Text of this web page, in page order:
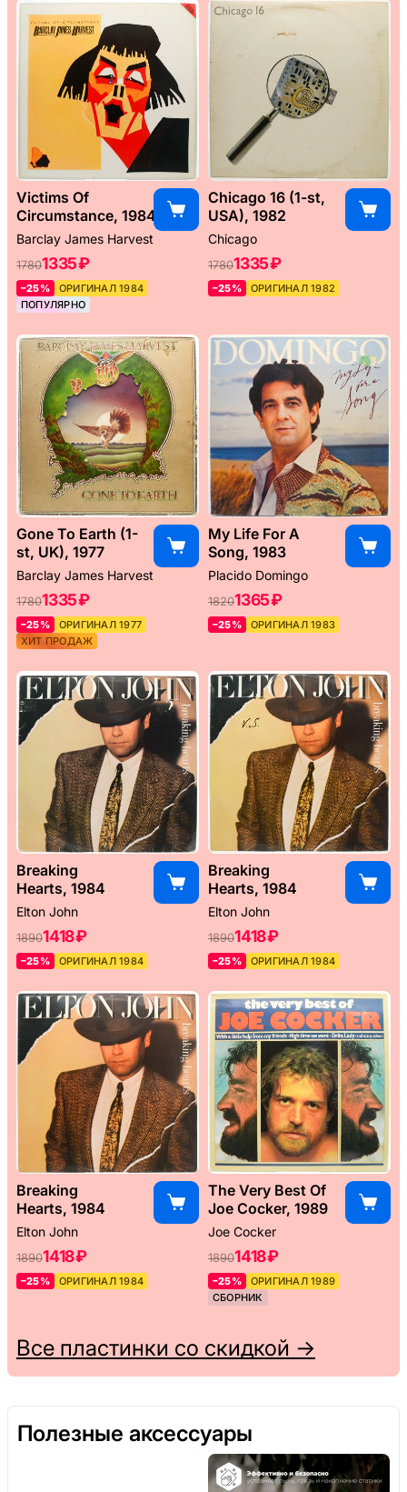
Victims Of
Circumstance, 1984
Barclay James Harvest
17801335 ₽
–25%
ОРИГИНАЛ 1984
ПОПУЛЯРНО
Chicago 16 (1-st,
USA), 1982
Chicago
17801335 ₽
–25% ОРИГИНАЛ 1982
Gone To Earth (1-
st, UK), 1977
Barclay James Harvest
17801335 ₽
–25%
ОРИГИНАЛ 1977
ХИТ ПРОДАЖ
My Life For A
Song, 1983
Placido Domingo
18201365 ₽
–25% ОРИГИНАЛ 1983
Breaking
Hearts, 1984
Elton John
18901418 ₽
–25% ОРИГИНАЛ 1984
Breaking
Hearts, 1984
Elton John
18901418 ₽
–25% ОРИГИНАЛ 1984
Breaking
Hearts, 1984
Elton John
18901418 ₽
–25% ОРИГИНАЛ 1984
The Very Best Of
Joe Cocker, 1989
Joe Cocker
18901418 ₽
–25%
ОРИГИНАЛ 1989
СБОРНИК
Все пластинки со скидкой →
Полезные аксессуары